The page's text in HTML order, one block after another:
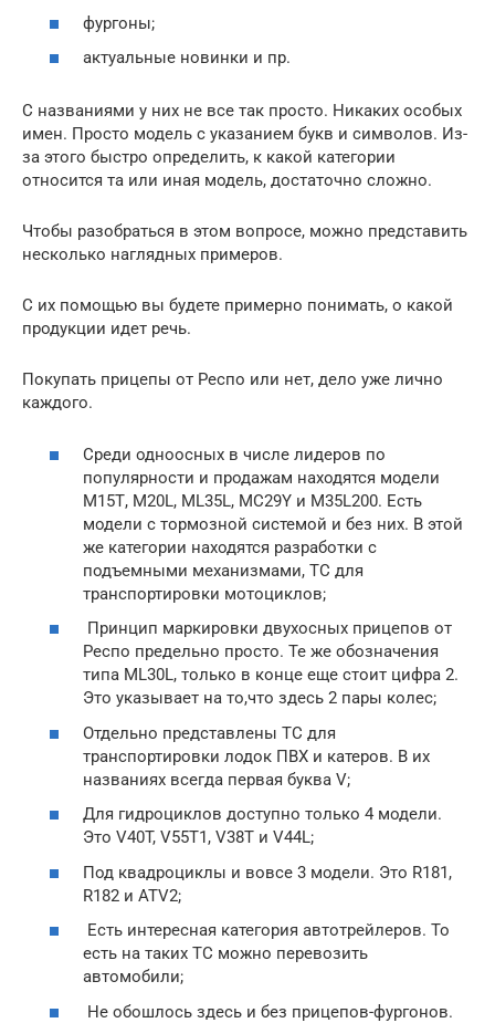
фургоны;
актуальные новинки и пр.
С названиями у них не все так просто. Никаких особых
имен. Просто модель с указанием букв и символов. Из-
за этого быстро определить, к какой категории
относится та или иная модель, достаточно сложно.
Чтобы разобраться в этом вопросе, можно представить
несколько наглядных примеров.
С их помощью вы будете примерно понимать, о какой
продукции идет речь.
Покупать прицепы от Респо или нет, дело уже лично
каждого.
Среди одноосных в числе лидеров по
популярности и продажам находятся модели
М15Т, М20L, ML35L, MC29Y и M35L200. Есть
модели с тормозной системой и без них. В этой
же категории находятся разработки с
подъемными механизмами, ТС для
транспортировки мотоциклов;
Принцип маркировки двухосных прицепов от
Респо предельно просто. Те же обозначения
типа ML30L, только в конце еще стоит цифра 2.
Это указывает на то,что здесь 2 пары колес;
Отдельно представлены ТС для
транспортировки лодок ПВХ и катеров. В их
названиях всегда первая буква V;
Для гидроциклов доступно только 4 модели.
Это V40T, V55T1, V38T и V44L;
Под квадроциклы и вовсе 3 модели. Это R181,
R182 и ATV2;
Есть интересная категория автотрейлеров. То
есть на таких ТС можно перевозить
автомобили;
Не обошлось здесь и без прицепов-фургонов.